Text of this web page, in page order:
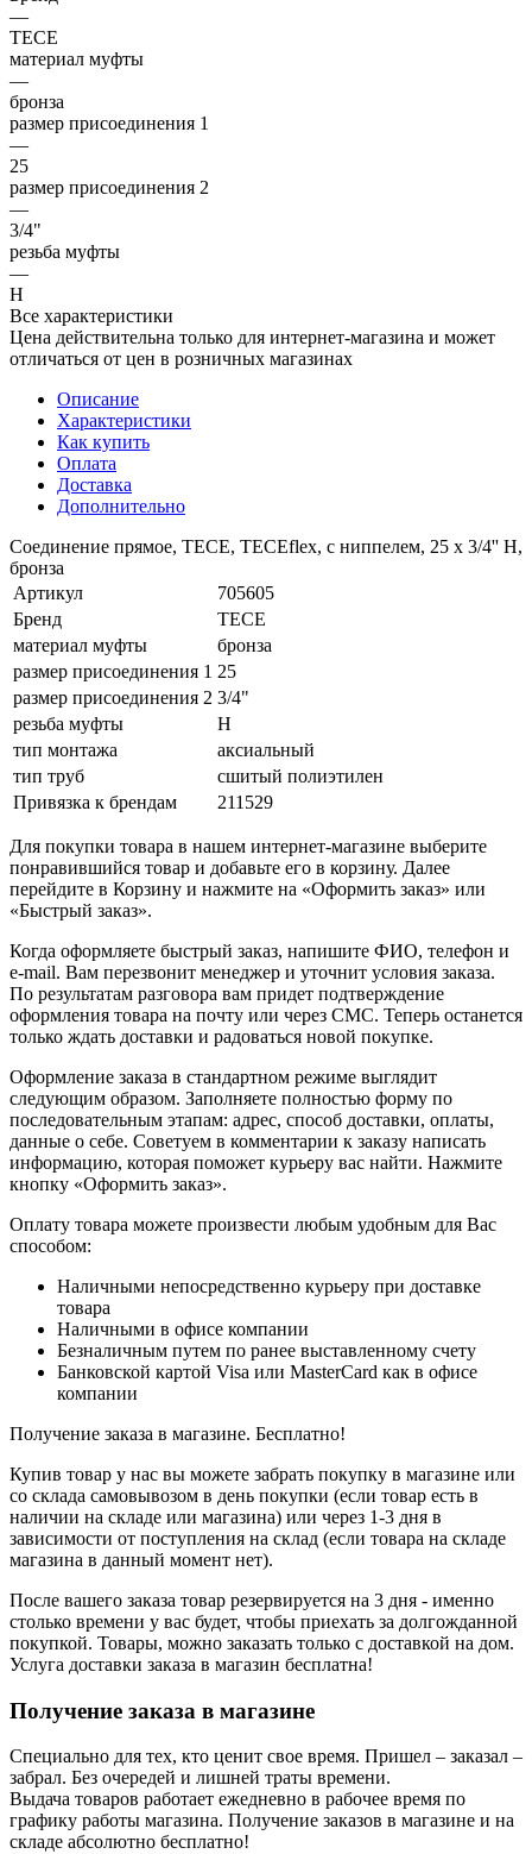
—
TECE
материал муфты
—
бронза
размер присоединения 1
—
25
размер присоединения 2
—
3/4"
резьба муфты
—
Н
Все характеристики
Цена действительна только для интернет-магазина и может
отличаться от цен в розничных магазинах
Описание
Характеристики
Как купить
Оплата
Доставка
Дополнительно
Соединение прямое, TECE, TECEflex, с ниппелем, 25 х 3/4'' Н,
бронза
Артикул
705605
Бренд
TECE
материал муфты
бронза
размер присоединения 1 25
размер присоединения 2 3/4"
резьба муфты
Н
тип монтажа
аксиальный
тип труб
сшитый полиэтилен
Привязка к брендам
211529
Для покупки товара в нашем интернет-магазине выберите
понравившийся товар и добавьте его в корзину. Далее
перейдите в Корзину и нажмите на «Оформить заказ» или
«Быстрый заказ».
Когда оформляете быстрый заказ, напишите ФИО, телефон и
e-mail. Вам перезвонит менеджер и уточнит условия заказа.
По результатам разговора вам придет подтверждение
оформления товара на почту или через СМС. Теперь останется
только ждать доставки и радоваться новой покупке.
Оформление заказа в стандартном режиме выглядит
следующим образом. Заполняете полностью форму по
последовательным этапам: адрес, способ доставки, оплаты,
данные о себе. Советуем в комментарии к заказу написать
информацию, которая поможет курьеру вас найти. Нажмите
кнопку «Оформить заказ».
Оплату товара можете произвести любым удобным для Вас
способом:
Наличными непосредственно курьеру при доставке
товара
Наличными в офисе компании
Безналичным путем по ранее выставленному счету
Банковской картой Visa или MasterCard как в офисе
компании
Получение заказа в магазине. Бесплатно!
Купив товар у нас вы можете забрать покупку в магазине или
со склада самовывозом в день покупки (если товар есть в
наличии на складе или магазина) или через 1-3 дня в
зависимости от поступления на склад (если товара на складе
магазина в данный момент нет).
После вашего заказа товар резервируется на 3 дня - именно
столько времени у вас будет, чтобы приехать за долгожданной
покупкой. Товары, можно заказать только с доставкой на дом.
Услуга доставки заказа в магазин бесплатна!
Получение заказа в магазине
Специально для тех, кто ценит свое время. Пришел – заказал –
забрал. Без очередей и лишней траты времени.
Выдача товаров работает ежедневно в рабочее время по
графику работы магазина. Получение заказов в магазине и на
складе абсолютно бесплатно!